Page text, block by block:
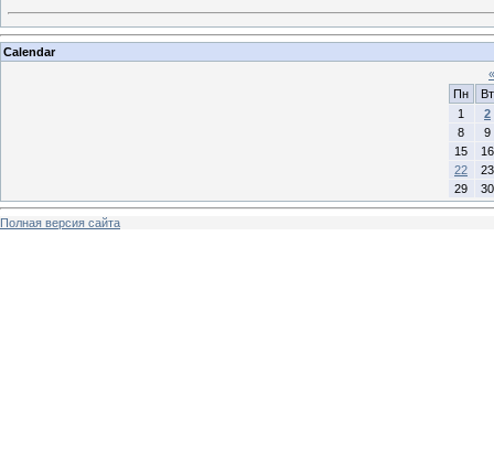
Calendar
«
Пн
Вт
1
2
8
9
15
16
22
23
29
30
Полная версия сайта